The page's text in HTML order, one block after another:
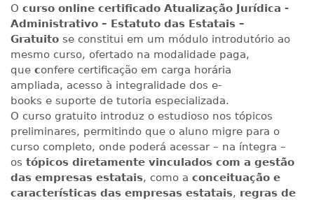
O curso online certificado Atualização Jurídica -
Administrativo – Estatuto das Estatais –
Gratuito se constitui em um módulo introdutório ao
mesmo curso, ofertado na modalidade paga,
que confere certificação em carga horária
ampliada, acesso à integralidade dos e-
books e suporte de tutoria especializada.
O curso gratuito introduz o estudioso nos tópicos
preliminares, permitindo que o aluno migre para o
curso completo, onde poderá acessar – na íntegra –
os tópicos diretamente vinculados com a gestão
das empresas estatais, como a conceituação e
características das empresas estatais, regras de